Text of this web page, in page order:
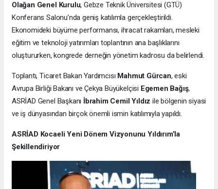
Olağan Genel Kurulu, Gebze Teknik Üniversitesi (GTÜ)
Konferans Salonu’nda geniş katılımla gerçekleştirildi.
Ekonomideki büyüme performansı, ihracat rakamları, mesleki
eğitim ve teknoloji yatırımları toplantının ana başlıklarını
oluştururken, kongrede derneğin yönetim kadrosu da belirlendi.
Toplantı, Ticaret Bakan Yardımcısı Mahmut Gürcan, eski
Avrupa Birliği Bakanı ve Çekya Büyükelçisi Egemen Bağış,
ASRİAD Genel Başkanı İbrahim Cemil Yıldız ile bölgenin siyasi
ve iş dünyasından birçok önemli ismin katılımıyla yapıldı.
ASRİAD Kocaeli Yeni Dönem Vizyonunu Yıldırım’la
Şekillendiriyor